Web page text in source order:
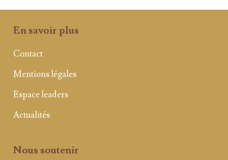
En savoir plus
Contact
Mentions légales
Espace leaders
Actualités
Nous soutenir